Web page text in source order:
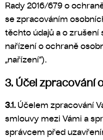
Rady 2016/679 o
se zpracováním
těchto údajů a o
nařízení o ochraně
„nařízení“).
3. Účel zpracování
3.1. Účelem zpracování
smlouvy mezi Vámi a
správcem před